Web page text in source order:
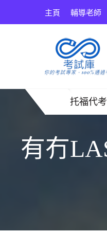
主頁 輔導老師
托福代考
有冇